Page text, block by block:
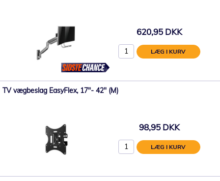
620,95 DKK
LÆG I KURV
TV vægbeslag EasyFlex, 17"- 42" (M)
98,95 DKK
LÆG I KURV